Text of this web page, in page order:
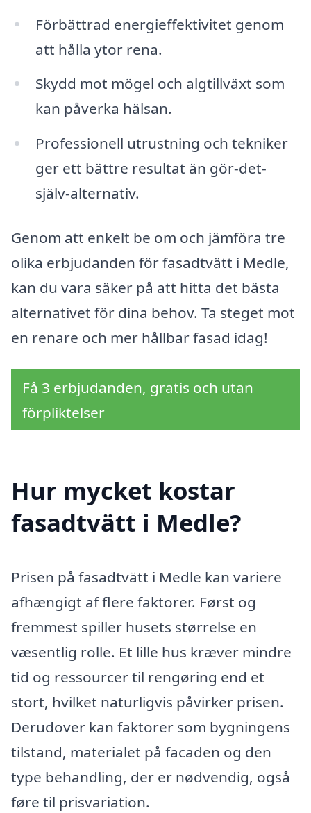
Förbättrad energi­effektivitet genom
att hålla ytor rena.
Skydd mot mögel och algtillväxt som
kan påverka hälsan.
Professionell utrustning och tekniker
ger ett bättre resultat än gör-det-
själv-alternativ.
Genom att enkelt be om och jämföra tre
olika erbjudanden för fasadtvätt i Medle,
kan du vara säker på att hitta det bästa
alternativet för dina behov. Ta steget mot
en renare och mer hållbar fasad idag!
Få 3 erbjudanden, gratis och utan
förpliktelser
Hur mycket kostar
fasadtvätt i Medle?
Prisen på fasadtvätt i Medle kan variere
afhængigt af flere faktorer. Først og
fremmest spiller husets størrelse en
væsentlig rolle. Et lille hus kræver mindre
tid og ressourcer til rengøring end et
stort, hvilket naturligvis påvirker prisen.
Derudover kan faktorer som bygningens
tilstand, materialet på facaden og den
type behandling, der er nødvendig, også
føre til prisvariation.